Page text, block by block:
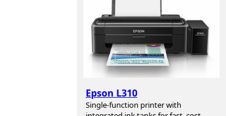
Epson L310
Single-function printer with